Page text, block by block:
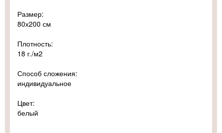
Размер:
80х200 см
Плотность:
18 г./м2
Способ сложения:
индивидуальное
Цвет:
белый